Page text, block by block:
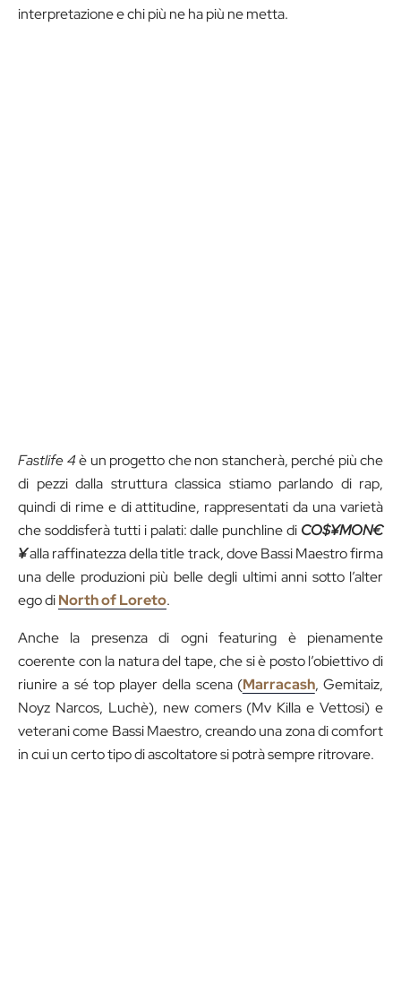
interpretazione e chi più ne ha più ne metta.
Fastlife 4è un progetto che non stancherà, perché più che
di pezzi dalla struttura classica stiamo parlando di rap,
quindi di rime e di attitudine, rappresentati da una varietà
che soddisferà tutti i palati: dalle punchline di CO$¥MON€
¥alla raffinatezza della title track, dove Bassi Maestro firma
una delle produzioni più belle degli ultimi anni sotto l’alter
ego diNorth of Loreto.
Anche la presenza di ogni featuring è pienamente
coerente con la natura del tape, che si è posto l’obiettivo di
riunire a sé top player della scena (Marracash, Gemitaiz,
Noyz Narcos, Luchè), new comers (Mv Killa e Vettosi) e
veterani come Bassi Maestro, creando una zona di comfort
in cui un certo tipo di ascoltatore si potrà sempre ritrovare.